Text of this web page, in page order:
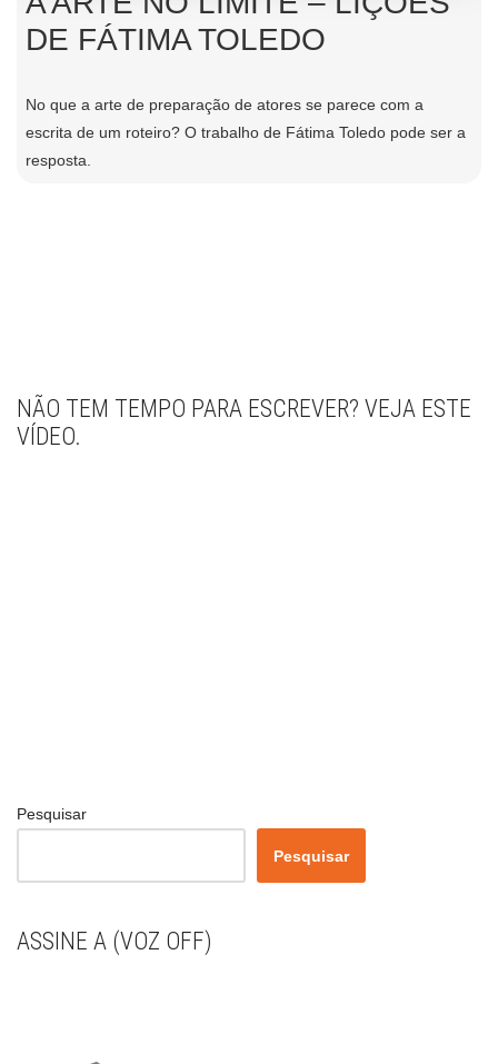
DE FÁTIMA TOLEDO
No que a arte de preparação de atores se parece com a
escrita de um roteiro? O trabalho de Fátima Toledo pode ser a
resposta.
NÃO TEM TEMPO PARA ESCREVER? VEJA ESTE
VÍDEO.
Pesquisar
Pesquisar
ASSINE A (VOZ OFF)